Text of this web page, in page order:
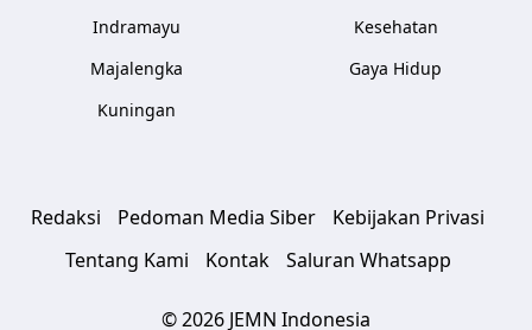
Indramayu
Majalengka
Kuningan
Kesehatan
Gaya Hidup
Redaksi Pedoman Media Siber
Kebijakan Privasi
Tentang Kami
Kontak Saluran Whatsapp
© 2026 JEMN Indonesia